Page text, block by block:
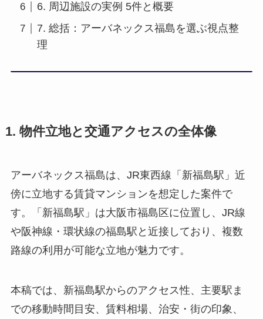
6. 周辺施設の実例 5件と概要
7. 総括：アーバネックス福島を選ぶ視点整
理
1. 物件立地と交通アクセスの全体像
アーバネックス福島は、JR東西線「新福島駅」近
傍に立地する賃貸マンションを想定した案件で
す。「新福島駅」は大阪市福島区に位置し、JR線
や阪神線・環状線の福島駅と近接しており、複数
路線の利用が可能な立地が魅力です。
本稿では、新福島駅からのアクセス性、主要駅ま
での移動時間目安、賃料相場、治安・街の印象、